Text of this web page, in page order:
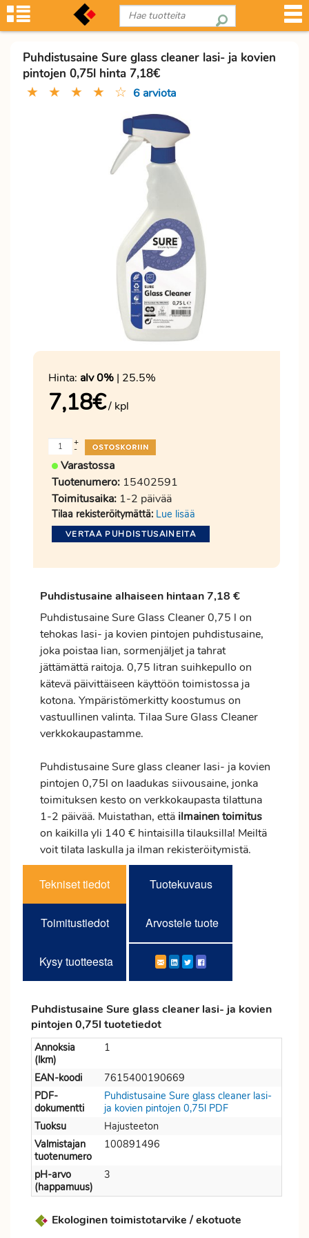
Puhdistusaine Sure glass cleaner lasi- ja kovien
pintojen 0,75l hinta 7,18€
★ ★ ★ ★ ☆ 6 arviota
Hinta: alv 0% | 25.5%
7,18€/ kpl
-
+
Varastossa
Tuotenumero: 15402591
Toimitusaika: 1-2 päivää
Tilaa rekisteröitymättä: Lue lisää
VERTAA PUHDISTUSAINEITA
Puhdistusaine alhaiseen hintaan 7,18 €
Puhdistusaine Sure Glass Cleaner 0,75 l on
tehokas lasi- ja kovien pintojen puhdistusaine,
joka poistaa lian, sormenjäljet ja tahrat
jättämättä raitoja. 0,75 litran suihkepullo on
kätevä päivittäiseen käyttöön toimistossa ja
kotona. Ympäristömerkitty koostumus on
vastuullinen valinta. Tilaa Sure Glass Cleaner
verkkokaupastamme.
Puhdistusaine Sure glass cleaner lasi- ja kovien
pintojen 0,75l on laadukas siivousaine, jonka
toimituksen kesto on verkkokaupasta tilattuna
1-2 päivää. Muistathan, että ilmainentoimitus
on kaikilla yli 140 € hintaisilla tilauksilla! Meiltä
voit tilata laskulla ja ilman rekisteröitymistä.
Tekniset tiedot Tuotekuvaus
Toimitustiedot Arvostele tuote
Kysy tuotteesta
Puhdistusaine Sure glass cleaner lasi- ja kovien
pintojen 0,75l tuotetiedot
Annoksia
(lkm)
1
EAN-koodi
7615400190669
PDF-
dokumentti
Puhdistusaine Sure glass cleaner lasi-
ja kovien pintojen 0,75l PDF
Tuoksu
Hajusteeton
Valmistajan
tuotenumero
100891496
pH-arvo
(happamuus)
3
Ekologinen toimistotarvike / ekotuote